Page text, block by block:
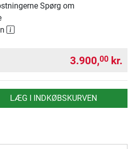
Spørg om
3.900,00 kr.
LÆG I INDKØBSKURVEN